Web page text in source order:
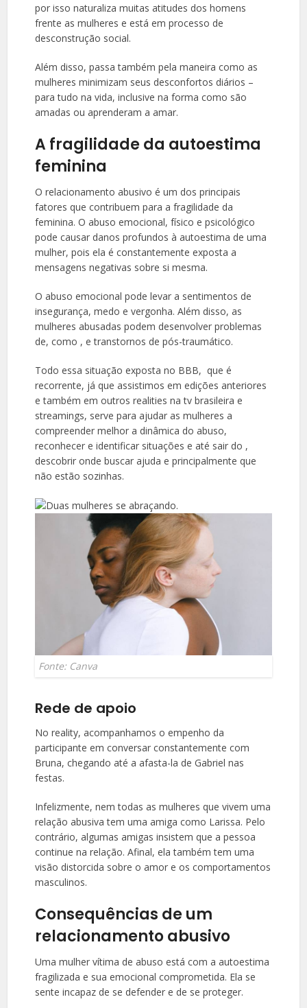
por isso naturaliza muitas atitudes dos homens
frente as mulheres e está em processo de
desconstrução social.
Além disso, passa também pela maneira como as
mulheres minimizam seus desconfortos diários –
para tudo na vida, inclusive na forma como são
amadas ou aprenderam a amar.
A fragilidade da autoestima
feminina
O relacionamento abusivo é um dos principais
fatores que contribuem para a fragilidade da
feminina. O abuso emocional, físico e psicológico
pode causar danos profundos à autoestima de uma
mulher, pois ela é constantemente exposta a
mensagens negativas sobre si mesma.
O abuso emocional pode levar a sentimentos de
insegurança, medo e vergonha. Além disso, as
mulheres abusadas podem desenvolver problemas
de, como , e transtornos de pós-traumático.
Todo essa situação exposta no BBB, que é
recorrente, já que assistimos em edições anteriores
e também em outros realities na tv brasileira e
streamings, serve para ajudar as mulheres a
compreender melhor a dinâmica do abuso,
reconhecer e identificar situações e até sair do ,
descobrir onde buscar ajuda e principalmente que
não estão sozinhas.
Fonte: Canva
Rede de apoio
No reality, acompanhamos o empenho da
participante em conversar constantemente com
Bruna, chegando até a afasta-la de Gabriel nas
festas.
Infelizmente, nem todas as mulheres que vivem uma
relação abusiva tem uma amiga como Larissa. Pelo
contrário, algumas amigas insistem que a pessoa
continue na relação. Afinal, ela também tem uma
visão distorcida sobre o amor e os comportamentos
masculinos.
Consequências de um
relacionamento abusivo
Uma mulher vítima de abuso está com a autoestima
fragilizada e sua emocional comprometida. Ela se
sente incapaz de se defender e de se proteger.